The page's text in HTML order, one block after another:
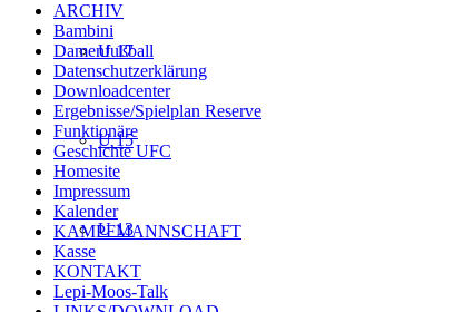
U 17
U 15
U 13
ARCHIV
Bambini
Damenfußball
Datenschutzerklärung
Downloadcenter
Ergebnisse/Spielplan Reserve
Funktionäre
Geschichte UFC
Homesite
Impressum
Kalender
KAMPFMANNSCHAFT
Kasse
KONTAKT
Lepi-Moos-Talk